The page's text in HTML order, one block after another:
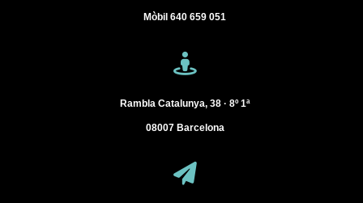
Mòbil 640 659 051
Rambla Catalunya, 38 · 8º 1ª
08007 Barcelona